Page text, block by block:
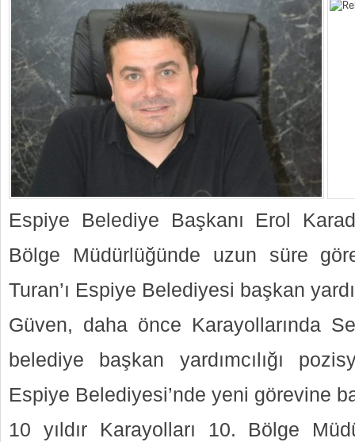
Espiye Belediye Başkanı Erol
Bölge Müdürlüğünde uzun süre
Turan’ı Espiye Belediyesi başkan
Güven, daha önce Karayollarında
belediye başkan yardımcılığı
Espiye Belediyesi’nde yeni görevine
10 yıldır Karayolları 10. Bölge